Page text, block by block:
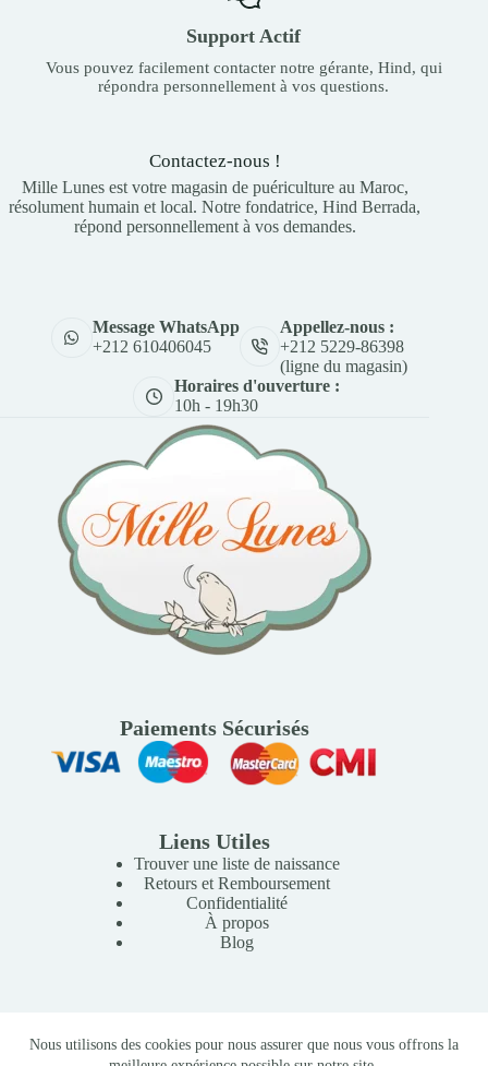
Nous utilisons des cookies pour nous assurer que nous vous offrons la
Support Actif
Vous pouvez facilement contacter notre gérante, Hind, qui
répondra personnellement à vos questions.
Contactez-nous !
Mille Lunes est votre magasin de puériculture au Maroc,
résolument humain et local. Notre fondatrice, Hind Berrada,
répond personnellement à vos demandes.
Message WhatsApp
+212 610406045
Appellez-nous :
+212 5229-86398
(ligne du magasin)
Horaires d'ouverture :
10h - 19h30
Paiements Sécurisés
Liens Utiles
Trouver une liste de naissance
Retours et Remboursement
Confidentialité
À propos
Blog
Copyright © 2026 Mille Lunes - Création du site :
Baptiste
-Conditions Générales de Vente